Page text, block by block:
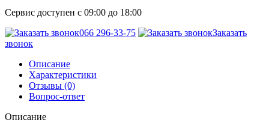
Сервис доступен с 09:00 до 18:00
066 296-33-75
Заказать
звонок
Описание
Характеристики
Отзывы (0)
Вопрос-ответ
Описание